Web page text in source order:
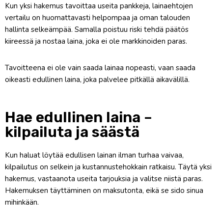
Kun yksi hakemus tavoittaa useita pankkeja, lainaehtojen
vertailu on huomattavasti helpompaa ja oman talouden
hallinta selkeämpää. Samalla poistuu riski tehdä päätös
kiireessä ja nostaa laina, joka ei ole markkinoiden paras.
Tavoitteena ei ole vain saada lainaa nopeasti, vaan saada
oikeasti edullinen laina, joka palvelee pitkällä aikavälillä.
Hae edullinen laina –
kilpailuta ja säästä
Kun haluat löytää edullisen lainan ilman turhaa vaivaa,
kilpailutus on selkein ja kustannustehokkain ratkaisu. Täytä yksi
hakemus, vastaanota useita tarjouksia ja valitse niistä paras.
Hakemuksen täyttäminen on maksutonta, eikä se sido sinua
mihinkään.